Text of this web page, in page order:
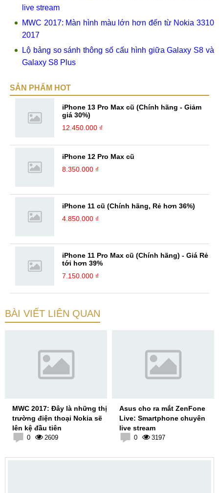
live stream
MWC 2017: Màn hình màu lớn hơn đến từ Nokia 3310
2017
Lộ bảng so sánh thông số cấu hình giữa Galaxy S8 và
Galaxy S8 Plus
SẢN PHẨM HOT
iPhone 13 Pro Max cũ (Chính hãng - Giảm
giá 30%)
12.450.000 ₫
iPhone 12 Pro Max cũ
8.350.000 ₫
iPhone 11 cũ (Chính hãng, Rẻ hơn 36%)
4.850.000 ₫
iPhone 11 Pro Max cũ (Chính hãng) - Giá Rẻ
tới hơn 39%
7.150.000 ₫
BÀI VIẾT LIÊN QUAN
MWC 2017: Đây là những thị
trường điện thoại Nokia sẽ
lên kệ đầu tiên
0 2609
Asus cho ra mắt ZenFone
Live: Smartphone chuyên
live stream
0 3197